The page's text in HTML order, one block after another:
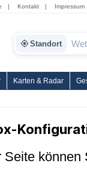
| Kontakt | Impressum
Standort
Karten & Radar
Seite können